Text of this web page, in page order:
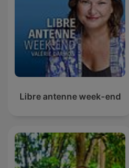
Libre antenne week-end